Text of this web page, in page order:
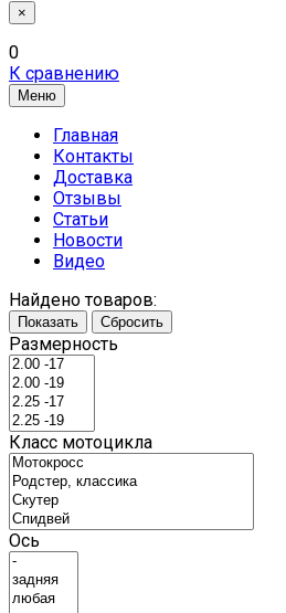
×
0
К сравнению
Меню
Главная
Контакты
Доставка
Отзывы
Статьи
Новости
Видео
Найдено товаров:
Показать Сбросить
Размерность
Класс мотоцикла
Ось